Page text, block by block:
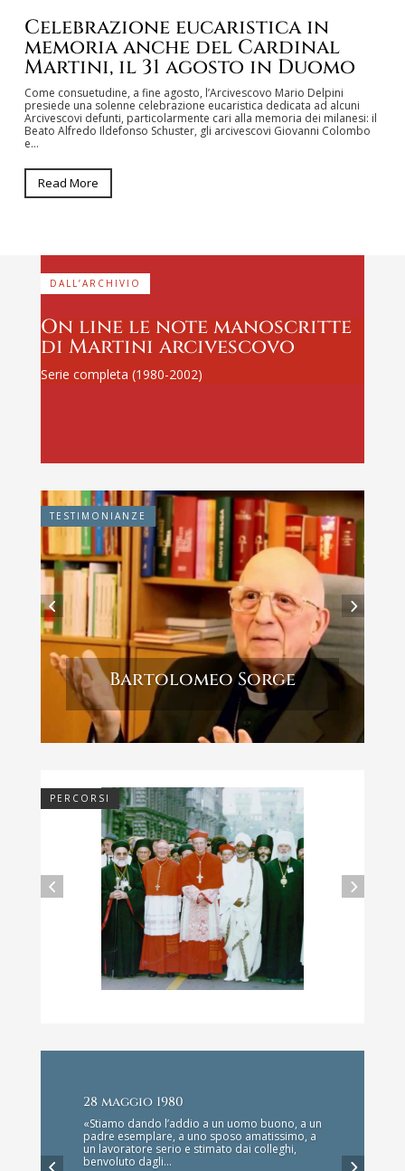
Celebrazione eucaristica in
memoria anche del Cardinal
Martini, il 31 agosto in Duomo
Come consuetudine, a fine agosto, l’Arcivescovo Mario Delpini
presiede una solenne celebrazione eucaristica dedicata ad alcuni
Arcivescovi defunti, particolarmente cari alla memoria dei milanesi: il
Beato Alfredo Ildefonso Schuster, gli arcivescovi Giovanni Colombo
e…
Read More
DALL’ARCHIVIO
On line le note manoscritte
di Martini arcivescovo
Serie completa (1980-2002)
Bartolomeo Sorge
TESTIMONIANZE
PERCORSI
Sogno un’Europa dello
Consiglio delle Conferenze episcopali europee (1987-
Read More
28 maggio 1980
«Stiamo dando l’addio a un uomo buono, a un
padre esemplare, a uno sposo amatissimo, a
un lavoratore serio e stimato dai colleghi,
benvoluto dagli…